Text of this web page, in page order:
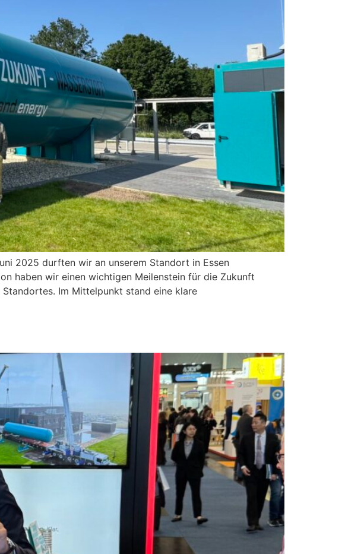
2025 durften wir an unserem Standort in Essen
haben wir einen wichtigen Meilenstein für die Zukunft
Im Mittelpunkt stand eine klare